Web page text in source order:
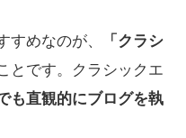
めなのが、
「クラシ
とです。クラシックエ
も直観的にブログを執